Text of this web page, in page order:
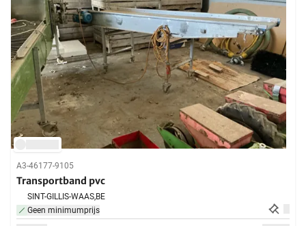
A3-46177-9105
Transportband pvc
SINT-GILLIS-WAAS,BE
Geen minimumprijs